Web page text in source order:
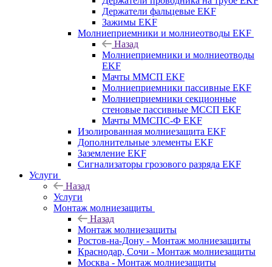
Держатели фальцевые EKF
Зажимы EKF
Молниеприемники и молниеотводы EKF
Назад
Молниеприемники и молниеотводы
EKF
Мачты ММСП EKF
Молниеприемники пассивные EKF
Молниеприемники секционные
стеновые пассивные МССП EKF
Мачты ММСПС-Ф EKF
Изолированная молниезащита EKF
Дополнительные элементы EKF
Заземление EKF
Сигнализаторы грозового разряда EKF
Услуги
Назад
Услуги
Монтаж молниезащиты
Назад
Монтаж молниезащиты
Ростов-на-Дону - Монтаж молниезащиты
Краснодар, Сочи - Монтаж молниезащиты
Москва - Монтаж молниезащиты